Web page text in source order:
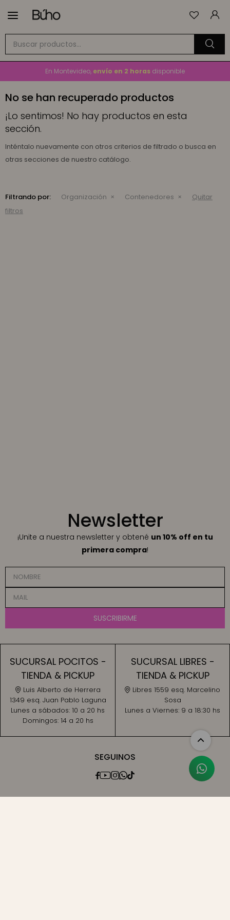

GRATIS
En Montevideo, envío en 2 horas disponible
No se han recuperado productos
¡Lo sentimos! No hay productos en esta
sección.
Inténtalo nuevamente con otros criterios de filtrado o busca en
otras secciones de nuestro catálogo.
Filtrando por: Organización Contenedores
Quitar
filtros
SEGUINOS

Newsletter
¡Unite a nuestra newsletter y obtené un 10% off en tu
primera compra!
SUSCRIBIRME
SUCURSAL POCITOS -
TIENDA & PICKUP
Luis Alberto de Herrera
1349 esq. Juan Pablo Laguna
Lunes a sábados: 10 a 20 hs
Domingos: 14 a 20 hs
SUCURSAL LIBRES -
TIENDA & PICKUP
Libres 1559 esq. Marcelino
Sosa
Lunes a Viernes: 9 a 18:30 hs